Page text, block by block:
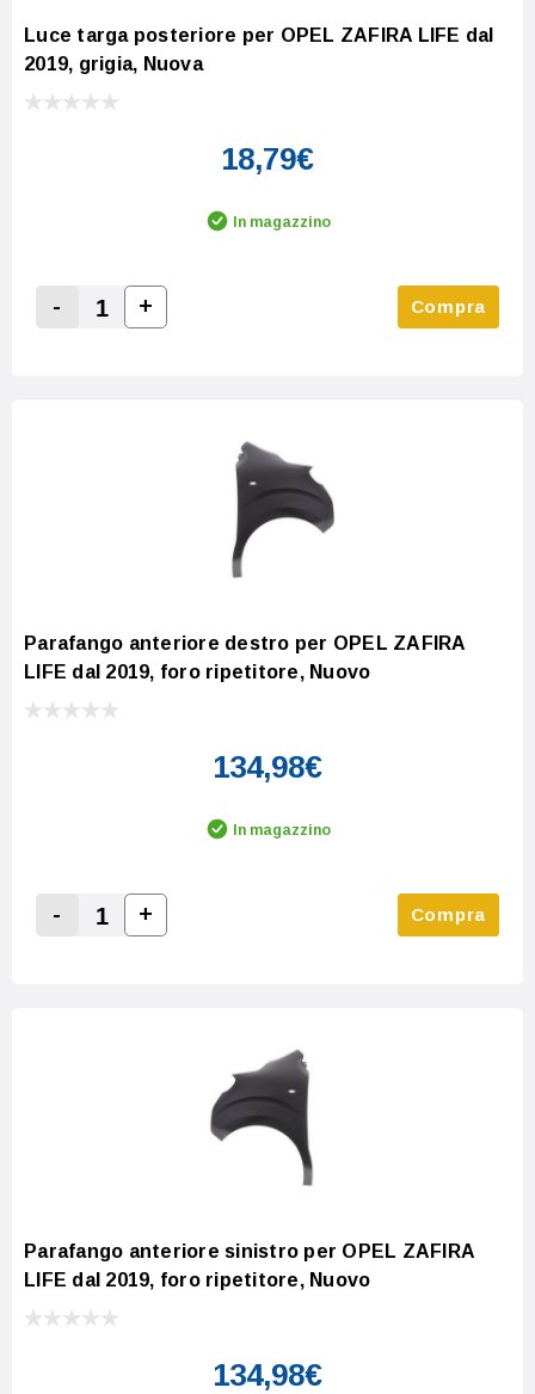
Luce targa posteriore per OPEL ZAFIRA LIFE dal
2019, grigia, Nuova
18,79€
In magazzino
Decrease Quantity:
-
Increase Quantity:
+ Compra
Parafango anteriore destro per OPEL ZAFIRA
LIFE dal 2019, foro ripetitore, Nuovo
134,98€
In magazzino
Decrease Quantity:
-
Increase Quantity:
+ Compra
Parafango anteriore sinistro per OPEL ZAFIRA
LIFE dal 2019, foro ripetitore, Nuovo
134,98€